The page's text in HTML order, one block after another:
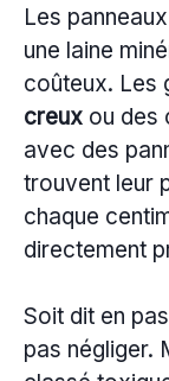
Les
une laine
coûteux. Les
creux ou des
avec des
trouvent leur
chaque
directement
Soit dit en
pas négliger.